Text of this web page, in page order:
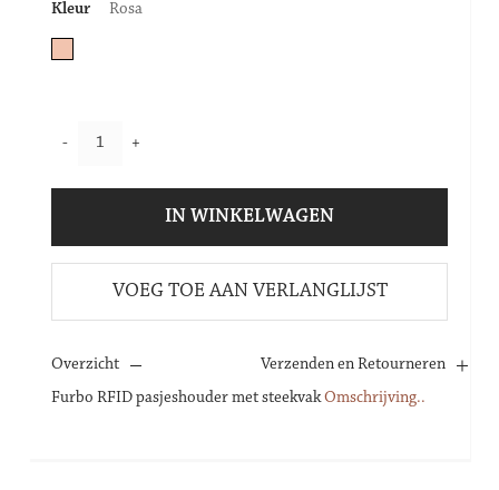
Kleur Rosa
- +
IN WINKELWAGEN
VOEG TOE AAN VERLANGLIJST
Overzicht
Verzenden en Retourneren
Furbo RFIDpasjeshouder met steekvakOmschrijving..